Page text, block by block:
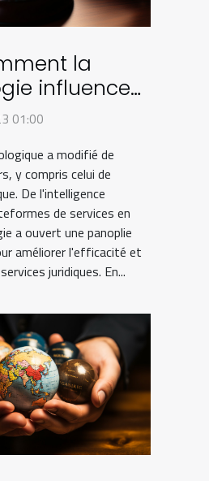
la
influence-
services
01:00
a modifié de
y compris celui de
De l'intelligence
de services en
a ouvert une panoplie
améliorer l'efficacité et
juridiques. En...